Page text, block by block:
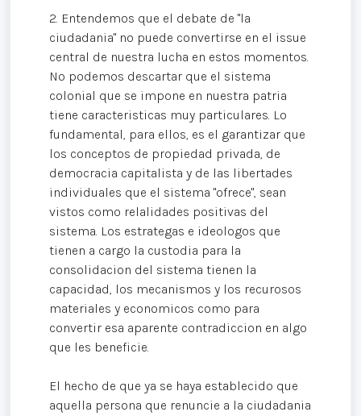
2. Entendemos que el debate de "la
ciudadania" no puede convertirse en el issue
central de nuestra lucha en estos momentos.
No podemos descartar que el sistema
colonial que se impone en nuestra patria
tiene caracteristicas muy particulares. Lo
fundamental, para ellos, es el garantizar que
los conceptos de propiedad privada, de
democracia capitalista y de las libertades
individuales que el sistema "ofrece", sean
vistos como relalidades positivas del
sistema. Los estrategas e ideologos que
tienen a cargo la custodia para la
consolidacion del sistema tienen la
capacidad, los mecanismos y los recurosos
materiales y economicos como para
convertir esa aparente contradiccion en algo
que les beneficie.
El hecho de que ya se haya establecido que
aquella persona que renuncie a la ciudadania